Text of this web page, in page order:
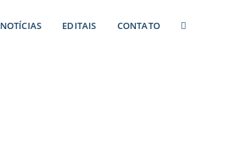
NOTÍCIAS EDITAIS CONTATO